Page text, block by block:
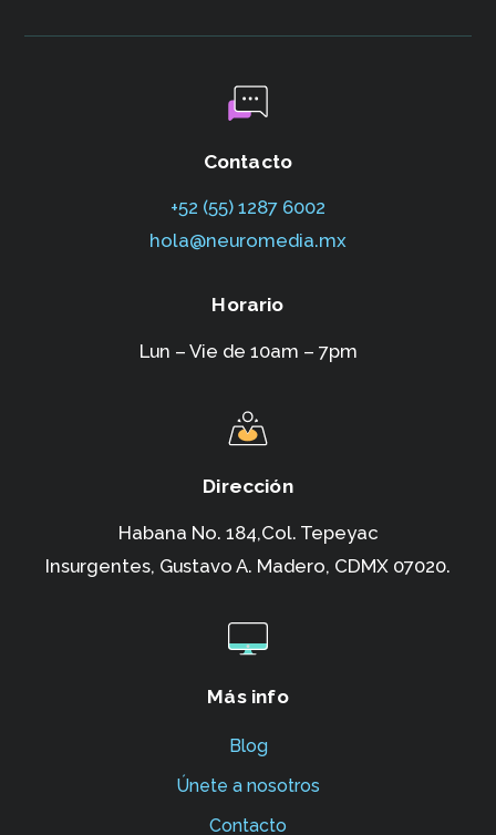
Contacto
+52 (55) 1287 6002‬
hola@neuromedia.mx
Horario
Lun – Vie de 10am – 7pm
Dirección
Habana No. 184,Col. Tepeyac
Insurgentes, Gustavo A. Madero, CDMX 07020.
Más info
Blog
Únete a nosotros
Contacto